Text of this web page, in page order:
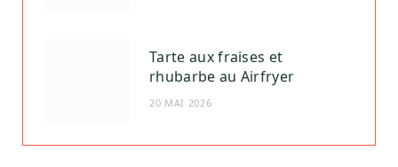
Tarte aux fraises et
rhubarbe au Airfryer
20 MAI 2026